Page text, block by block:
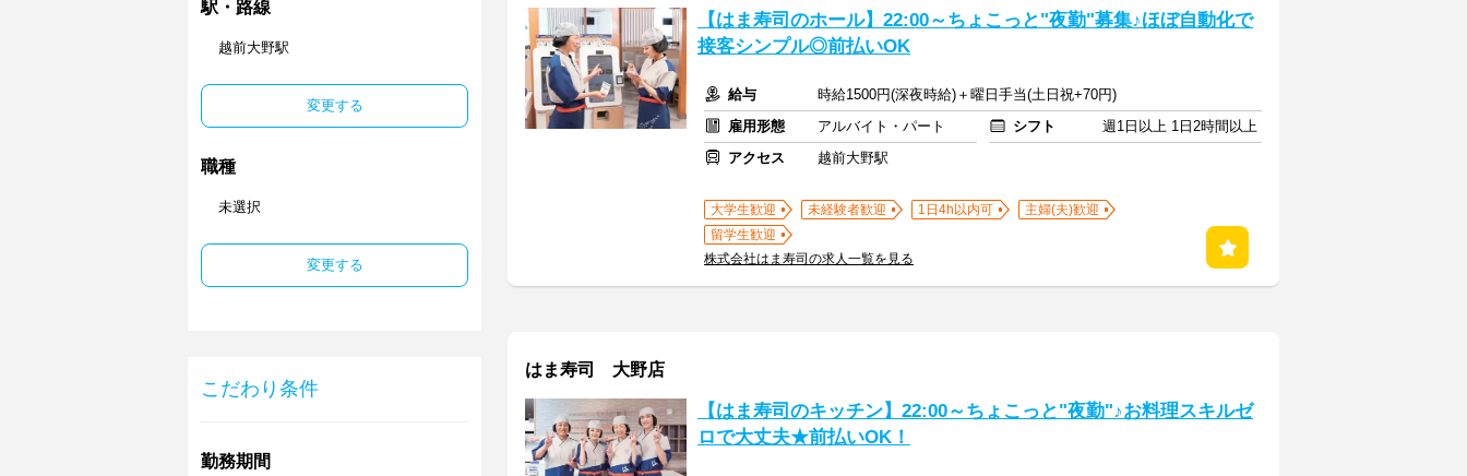
駅・路線
越前大野駅
変更する
職種
未選択
変更する
こだわり条件
勤務期間
【はま寿司のホール】22:00～ちょこっと"夜勤"募集♪ほぼ自動化で
接客シンプル◎前払いOK
給与
時給1500円(深夜時給)＋曜日手当(土日祝+70円)
雇用形態
アルバイト・パート シフト
週1日以上 1日2時間以上
アクセス
越前大野駅
大学生歓迎 未経験者歓迎 1日4h以内可
主婦(夫)歓迎
留学生歓迎
株式会社はま寿司の求人一覧を見る
はま寿司 大野店
【はま寿司のキッチン】22:00～ちょこっと"夜勤"♪お料理スキルゼ
ロで大丈夫★前払いOK！